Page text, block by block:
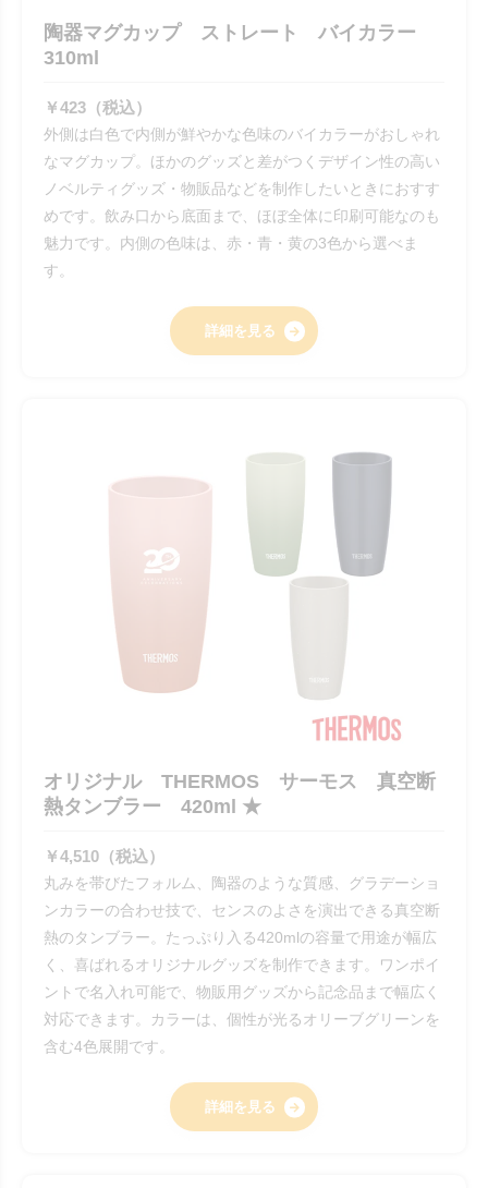
陶器マグカップ ストレート バイカラー
310ml
￥423（税込）
外側は白色で内側が鮮やかな色味のバイカラーがおしゃれ
なマグカップ。ほかのグッズと差がつくデザイン性の高い
ノベルティグッズ・物販品などを制作したいときにおすす
めです。飲み口から底面まで、ほぼ全体に印刷可能なのも
魅力です。内側の色味は、赤・青・黄の3色から選べま
す。
詳細を見る
オリジナル THERMOS サーモス 真空断
熱タンブラー 420ml ★
￥4,510（税込）
丸みを帯びたフォルム、陶器のような質感、グラデーショ
ンカラーの合わせ技で、センスのよさを演出できる真空断
熱のタンブラー。たっぷり入る420mlの容量で用途が幅広
く、喜ばれるオリジナルグッズを制作できます。ワンポイ
ントで名入れ可能で、物販用グッズから記念品まで幅広く
対応できます。カラーは、個性が光るオリーブグリーンを
含む4色展開です。
詳細を見る